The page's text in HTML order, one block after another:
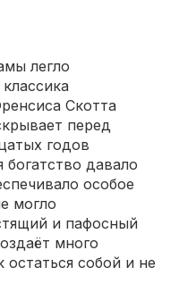
легло
Скотта
перед
годов
давало
особое
могло
и пафосный
много
остаться собой и не